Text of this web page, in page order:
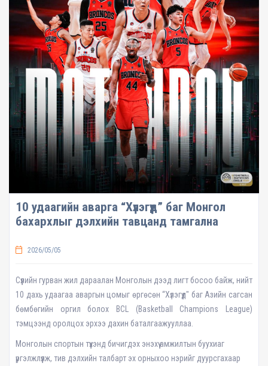
10 удаагийн аварга “Хүлэгүүд” баг Монгол
бахархлыг дэлхийн тавцанд тамгална
2026/05/05
Сүүлийн гурван жил дараалан Монголын дээд лигт босоо байж, нийт
10 дахь удаагаа аваргын цомыг өргөсөн “Хүлэгүүд" баг Азийн сагсан
бөмбөгийн оргил болох BCL (Basketball Champions League)
тэмцээнд оролцох эрхээ дахин баталгаажууллаа.
Монголын спортын түүхэнд бичигдэх энэхүү амжилтын буухиаг
үргэлжлүүлж, тив дэлхийн талбарт эх орныхоо нэрийг дуурсгахаар